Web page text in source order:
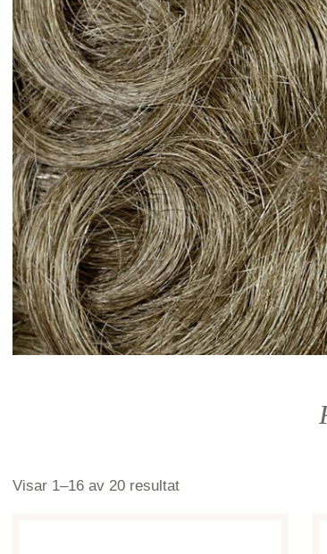
Visar 1–16 av 20 resultat